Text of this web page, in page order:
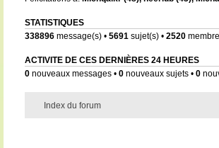
STATISTIQUES
338896message(s) • 5691sujet(s) • 2520
ACTIVITE DE CES DERNIÈRES 24 HEURES
0nouveaux messages • 0nouveaux sujets • 0
Index du forum